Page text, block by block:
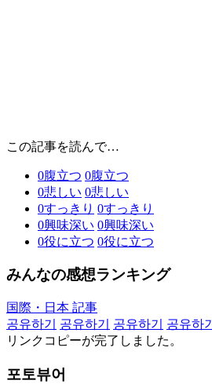
この記事を読んで…
0腹立つ 0腹立つ
0悲しい 0悲しい
0すっきり 0すっきり
0興味深い 0興味深い
0役に立つ 0役に立つ
みんなの感想ランキング
国際・日本 記事
공유하기
공유하기 공유하기 공유하기
リンクコピーが完了しました。
포토뷰어